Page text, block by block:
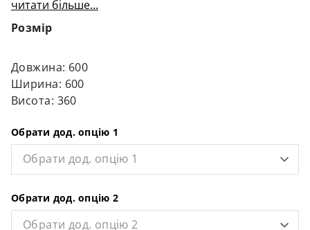
- шпон.
читати більше...
Розмір
Довжина: 600
Ширина: 600
Висота: 360
Обрати дод. опцію 1
Обрати дод. опцію 1
Обрати дод. опцію 2
Обрати дод. опцію 2